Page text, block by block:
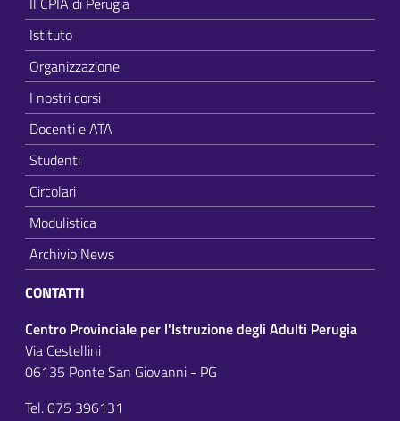
Istituto
Organizzazione
I nostri corsi
Docenti e ATA
Studenti
Circolari
Modulistica
Archivio News
CONTATTI
Centro Provinciale per l'Istruzione degli Adulti Perugia
Via Cestellini
06135 Ponte San Giovanni - PG
Tel. 075 396131